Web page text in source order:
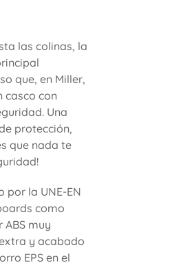
las colinas, la
que, en Miller,
casco con
Una
protección,
que nada te
por la UNE-EN
como
muy
y acabado
EPS en el